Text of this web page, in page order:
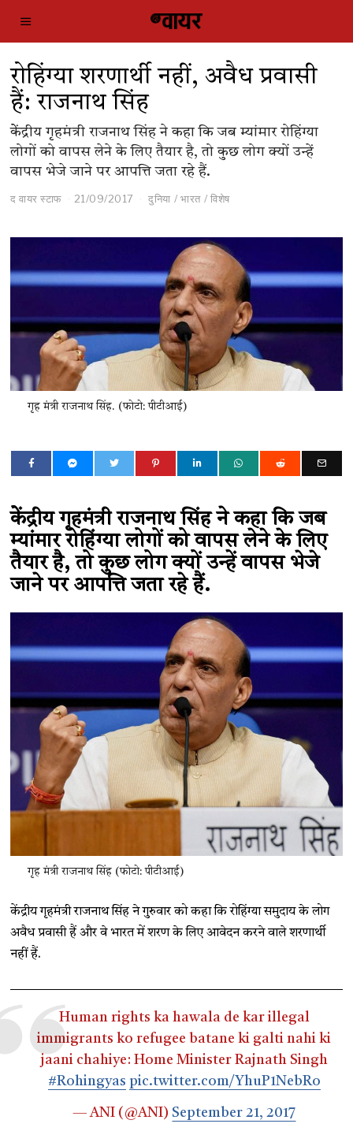
रोहिंग्या शरणार्थी नहीं, अवैध प्रवासी
हैं: राजनाथ सिंह
केेंद्रीय गृहमंत्री राजनाथ सिंह ने कहा कि जब म्यांमार रोहिंग्या
लोगों को वापस लेने के लिए तैयार है, तो कुछ लोग क्यों उन्हें
वापस भेजे जाने पर आपत्ति जता रहे हैं.
द वायर स्टाफ 21/09/2017 दुनिया / भारत / विशेष
गृह मंत्री राजनाथ सिंह. (फोटो: पीटीआई)
केेंद्रीय गृहमंत्री राजनाथ सिंह ने कहा कि जब
म्यांमार रोहिंग्या लोगों को वापस लेने के लिए
तैयार है, तो कुछ लोग क्यों उन्हें वापस भेजे
जाने पर आपत्ति जता रहे हैं.
गृह मंत्री राजनाथ सिंह (फोटो: पीटीआई)
केंद्रीय गृहमंत्री राजनाथ सिंह ने गुरुवार को कहा कि रोहिंग्या समुदाय के लोग
अवैध प्रवासी हैं और वे भारत में शरण के लिए आवेदन करने वाले शरणार्थी
नहीं हैं.
Human rights ka hawala de kar illegal
immigrants ko refugee batane ki galti nahi ki
jaani chahiye: Home Minister Rajnath Singh
#Rohingyas pic.twitter.com/YhuP1NebRo
— ANI (@ANI) September 21, 2017